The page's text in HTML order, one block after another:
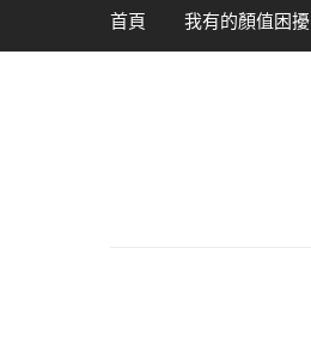
首頁 我有的顏值困擾